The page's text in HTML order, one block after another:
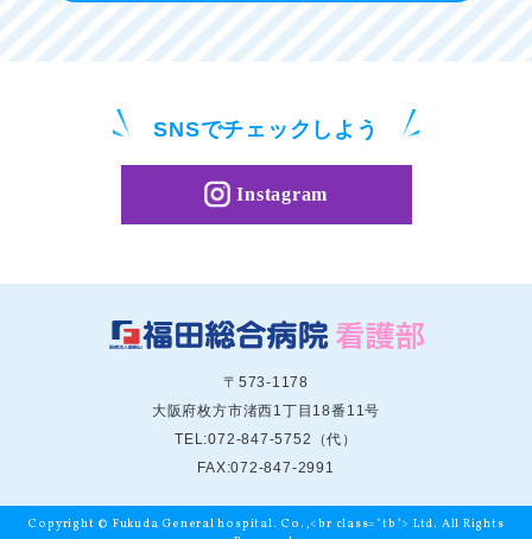
SNSでチェックしよう
Instagram
〒573-1178
大阪府枚方市渚西1丁目18番11号
TEL:072-847-5752（代）
FAX:072-847-2991
Copyright © Fukuda General hospital. Co.,<br class="tb"> Ltd. All Rights